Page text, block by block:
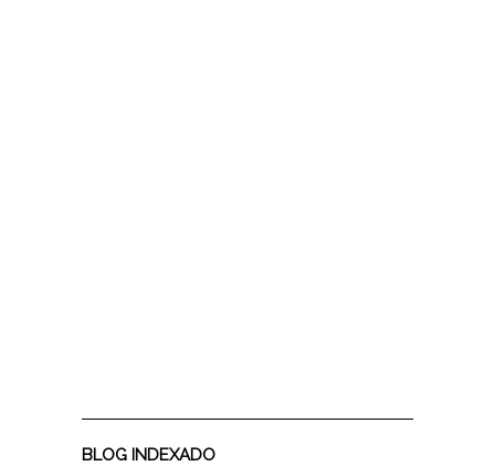
BLOG INDEXADO